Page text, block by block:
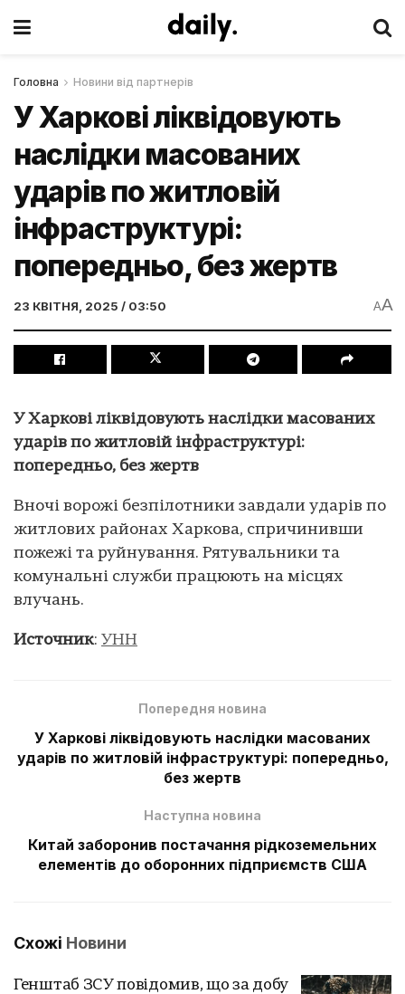
Головна Новини від партнерів
У Харкові ліквідовують
наслідки масованих
ударів по житловій
інфраструктурі:
попередньо, без жертв
23 КВІТНЯ, 2025 / 03:50 AA
У Харкові ліквідовують наслідки масованих
ударів по житловій інфраструктурі:
попередньо, без жертв
Вночі ворожі безпілотники завдали ударів по
житлових районах Харкова, спричинивши
пожежі та руйнування. Рятувальники та
комунальні служби працюють на місцях
влучань.
Источник: УНН
Попередня новина
У Харкові ліквідовують наслідки масованих
ударів по житловій інфраструктурі: попередньо,
без жертв
Наступна новина
Китай заборонив постачання рідкоземельних
елементів до оборонних підприємств США
Схожі Новини
Генштаб ЗСУ повідомив, що за добу